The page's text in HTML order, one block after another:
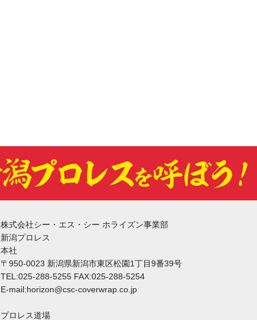
株式会社シー・エス・シー ホライズン事業部
新潟プロレス
本社
〒950-0023 新潟県新潟市東区松園1丁目9番39号
TEL:025-288-5255 FAX:025-288-5254
E-mail:horizon@csc-coverwrap.co.jp
プロレス道場